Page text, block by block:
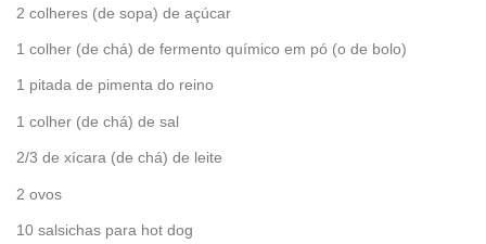
2 colheres (de sopa) de açúcar
1 colher (de chá) de fermento químico em pó (o de bolo)
1 pitada de pimenta do reino
1 colher (de chá) de sal
2/3 de xícara (de chá) de leite
2 ovos
10 salsichas para hot dog